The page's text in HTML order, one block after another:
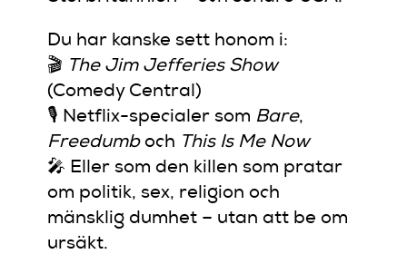
Du har kanske sett honom i:
🎬 The Jim Jefferies Show
(Comedy Central)
🎙️ Netflix-specialer som Bare,
Freedumboch This Is Me Now
🎤 Eller som den killen som pratar
om politik, sex, religion och
mänsklig dumhet – utan att be om
ursäkt.